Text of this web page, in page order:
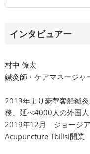
インタビュアー
村中 僚太
鍼灸師・ケアマネージャ
2013年より豪華客船鍼
務、延べ4000人の外国
2019年12月 ジョージア
Acupuncture Tbilisi開業